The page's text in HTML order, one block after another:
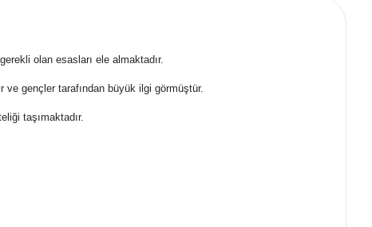
olan esasları ele almaktadır.
ve gençler tarafından büyük ilgi görmüştür.
taşımaktadır.